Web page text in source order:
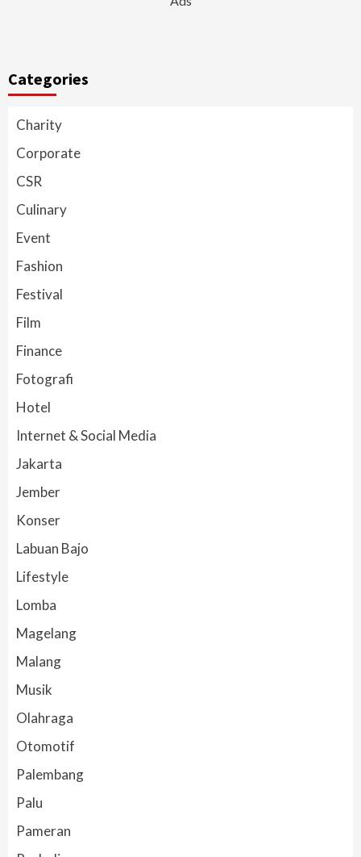
Categories
Charity
Corporate
CSR
Culinary
Event
Fashion
Festival
Film
Finance
Fotografi
Hotel
Internet & Social Media
Jakarta
Jember
Konser
Labuan Bajo
Lifestyle
Lomba
Magelang
Malang
Musik
Olahraga
Otomotif
Palembang
Palu
Pameran